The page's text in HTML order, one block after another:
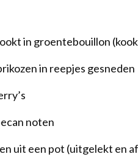
in groentebouillon
in reepjes gesneden
noten
uit een pot (uitgelekt en